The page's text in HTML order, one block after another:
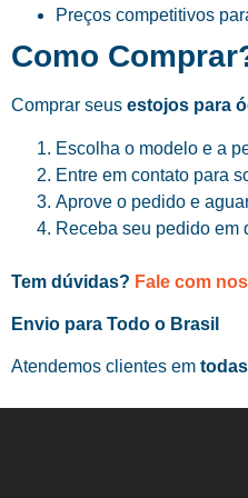
Preços competitivos
Como
Comprar seus estojos para
Escolha o modelo e a
Entre em contato para
Aprove o pedido e
Receba seu pedido em
Tem dúvidas? Fale com
Envio para Todo o Brasil
Atendemos clientes em